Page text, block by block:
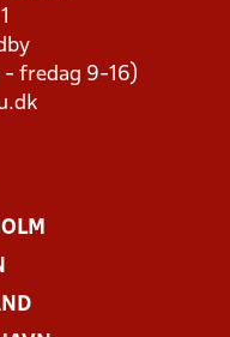
- fredag 9-16)